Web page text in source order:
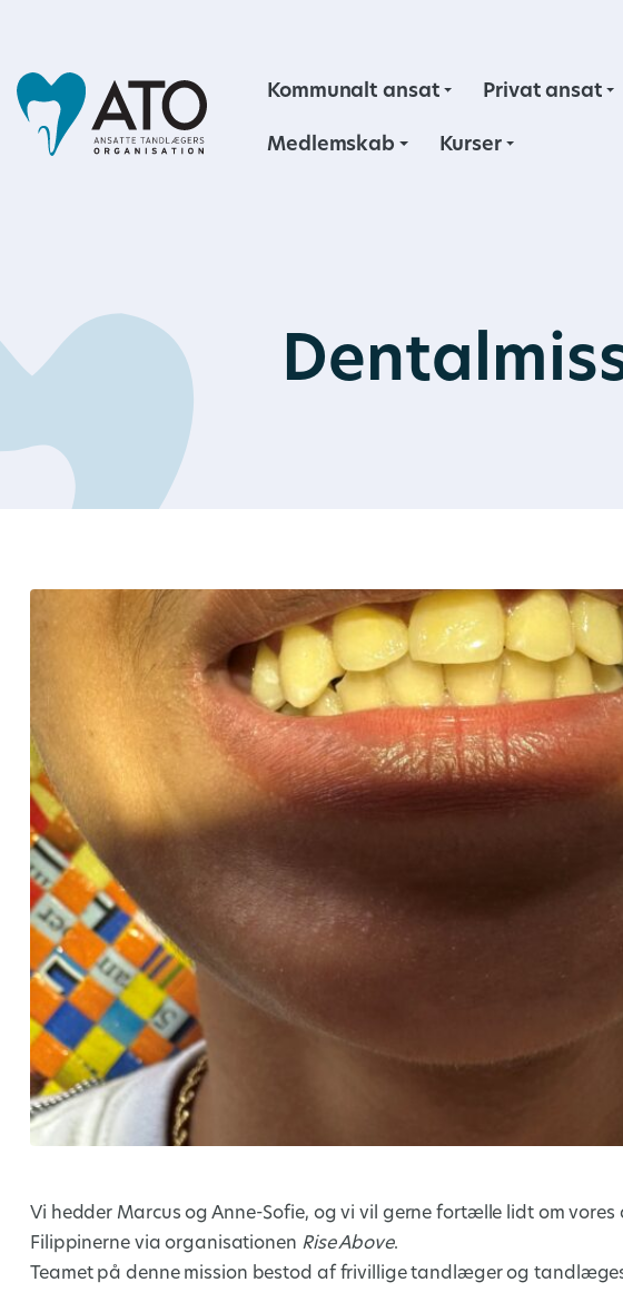
Kommunalt ansat Privat ansat
Medlemskab Kurser
Vi hedder Marcus og Anne-Sofie, og vi vil gerne fortælle lidt om
Filippinerne via organisationen Rise Above.
Teamet på denne mission bestod af frivillige tandlæger og